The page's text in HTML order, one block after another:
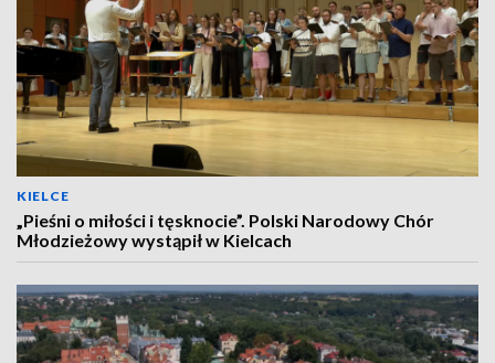
KIELCE
„Pieśni o miłości i tęsknocie”. Polski Narodowy Chór
Młodzieżowy wystąpił w Kielcach